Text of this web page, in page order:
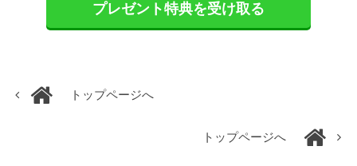
プレゼント特典を受け取る
トップページへ
トップページへ